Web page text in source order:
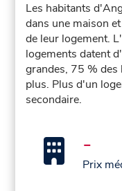
Les habitants
dans une maison
de leur logement.
logements datent
grandes, 75 %
plus. Plus d'un
secondaire.
-
Prix